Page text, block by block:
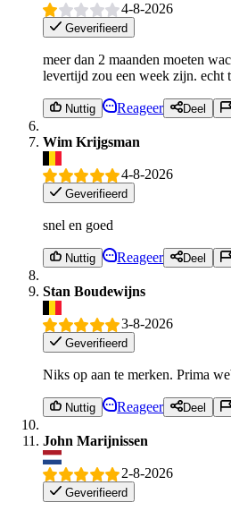
4-8-2026
Geverifieerd
meer dan 2 maanden moeten
levertijd zou een week zijn. echt
Nuttig Reageer Deel
Wim Krijgsman
4-8-2026
Geverifieerd
snel en goed
Nuttig Reageer Deel
Stan Boudewijns
3-8-2026
Geverifieerd
Niks op aan te merken. Prima
Nuttig Reageer Deel
John Marijnissen
2-8-2026
Geverifieerd